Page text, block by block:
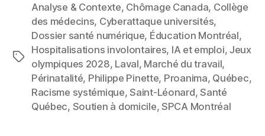
Étiquettes
Analyse & Contexte, Chômage Canada, Collège
des médecins, Cyberattaque universités,
Dossier santé numérique, Éducation Montréal,
Hospitalisations involontaires, IA et emploi,Jeux
olympiques 2028, Laval, Marché du travail,
Périnatalité, Philippe Pinette, Proanima, Québec,
Racisme systémique,Saint-Léonard,Santé
Québec, Soutien à domicile,SPCA Montréal